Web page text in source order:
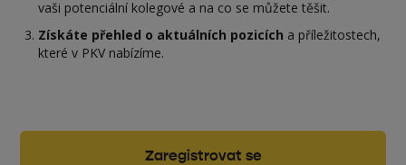
vaši potenciální kolegové a na co se můžete těšit.
Získáte přehled o aktuálních pozicích a příležitostech,
které v PKV nabízíme.
Zaregistrovat se